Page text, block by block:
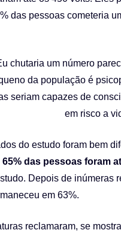
das pessoas cometeria
chutaria um número
da população é
seriam capazes de
em risco a
do estudo foram bem
65% das pessoas foram
Depois de inúmeras
em 63%.
reclamaram, se